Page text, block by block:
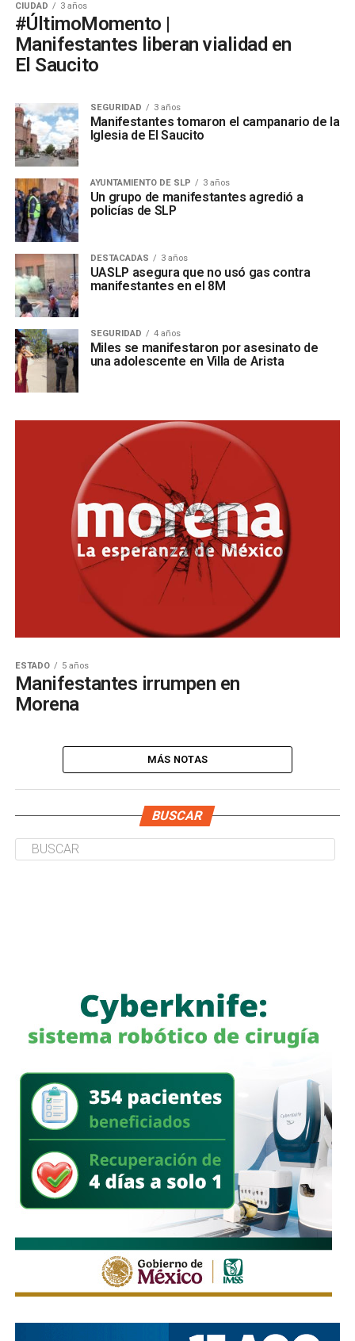
CIUDAD 3 años
#ÚltimoMomento |
Manifestantes liberan vialidad en
El Saucito
SEGURIDAD 3 años
Manifestantes tomaron el campanario de la
Iglesia de El Saucito
AYUNTAMIENTO DE SLP 3 años
Un grupo de manifestantes agredió a
policías de SLP
DESTACADAS 3 años
UASLP asegura que no usó gas contra
manifestantes en el 8M
SEGURIDAD 4 años
Miles se manifestaron por asesinato de
una adolescente en Villa de Arista
ESTADO 5 años
Manifestantes irrumpen en
Morena
MÁS NOTAS
BUSCAR